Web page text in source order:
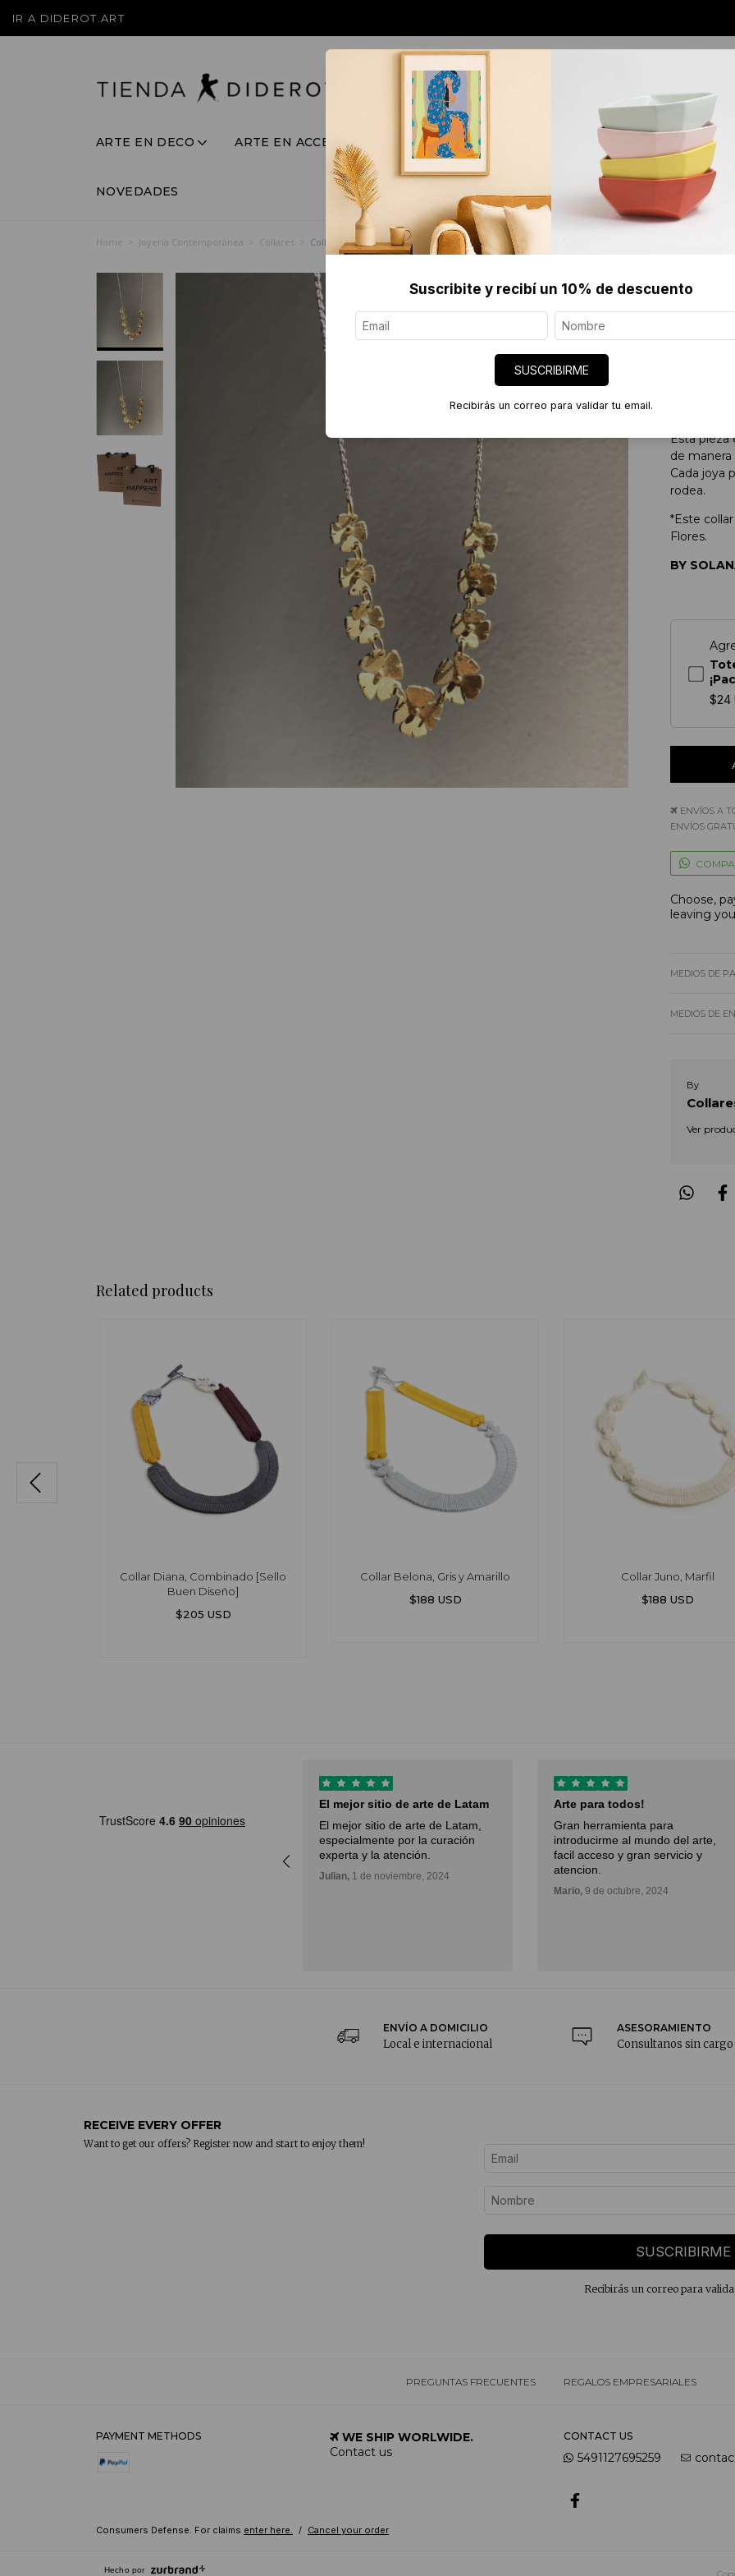
IR A DIDEROT.ART
ARTE EN DECO ARTE EN ACCESORIOS JOYERÍA CONTEMPORÁNEA
NOVEDADES
Home Joyería Contemporánea Collares Collar Cascada de Flores, Bronce y Oro
COLLAR
$124
Esta pieza
de
Cada joya
rodea.
*Este
Flores.
BY
$24
ENVÍOS A
ENVÍOS
Choose,
leaving
MEDIOS DE
MEDIOS DE
By
Ver
Related products
Collar Diana, Combinado [Sello
Buen Diseño]
$205 USD
Collar Belona, Gris y Amarillo
$188 USD
Collar Juno, Marfil
$188 USD
with…
El mejor sitio de arte de Latam
El mejor sitio de arte de Latam,
especialmente por la curación
experta y la atención.
Julian, 1 de noviembre, 2024
Arte para todos!
Gran herramienta para
introducirme al mundo del arte,
facil acceso y gran servicio y
atencion.
Mario, 9 de octubre, 2024
ENVÍO A DOMICILIO
Local e internacional
ASESORAMIENTO
Consultanos sin cargo
RECEIVE EVERY OFFER
Want to get our offers? Register now and start to enjoy them!
SUSCRIBIRME
Recibirás un correo para
PREGUNTAS FRECUENTES REGALOS EMPRESARIALES
PAYMENT METHODS
WE SHIP WORLWIDE.
Contact us
CONTACT US
5491127695259
Consumers Defense. For claims enter here. / Cancel your order
Hecho por
Suscribite y recibí un 10% de descuento
SUSCRIBIRME
Recibirás un correo para validar tu email.